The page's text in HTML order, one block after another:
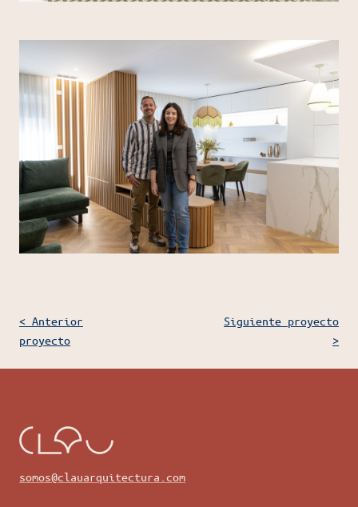
< Anterior
proyecto
Siguiente proyecto
>
somos@clauarquitectura.com